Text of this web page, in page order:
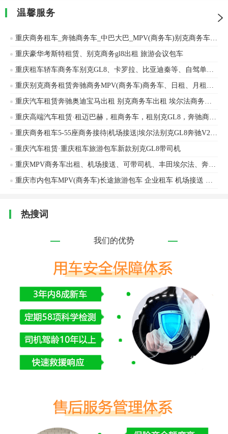
温馨服务
重庆商务租车_奔驰商务车_中巴大巴_MPV(商务车)别克商务车GL8_商务用车_企业用车_会议用车
重庆豪华考斯特租赁、别克商务gl8出租 旅游会议包车
重庆租车轿车商务车别克GL8、卡罗拉、比亚迪秦等、自驾单位长租旅游接待
重庆别克商务租赁奔驰商务MPV(商务车)商务车、日租、月租、年租奔驰、本田等车辆出租
重庆汽车租赁奔驰奥迪宝马出租 别克商务车出租 埃尔法商务车租赁 大众车出租自驾
重庆高端汽车租赁·租迈巴赫，租商务车，租别克GL8，奔驰商务V260，租埃尔法，会议用车
重庆商务租车5-55座商务接待|机场接送|埃尔法别克GL8奔驰V260自驾奔驰
重庆汽车租赁·重庆租车旅游包车新款别克GL8带司机
重庆MPV商务车出租、机场接送、可带司机、丰田埃尔法、奔驰V260、别克商务GL8
重庆市内包车MPV(商务车)长途旅游包车 企业租车 机场接送 企业班车 带司机别克GL8出租
热搜词
我们的优势